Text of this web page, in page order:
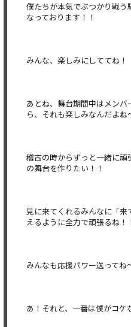
僕たちが本気でぶつかり戦
なっております！！
みんな、楽しみにしててね！
あとね、舞台期間中はメン
ら、それも楽しみなんだよね
稽古の時からずっと一緒に
の舞台を作りたい！！
見に来てくれるみんなに「来
えるように全力で頑張るね！
みんなも応援パワー送ってね
あ！それと、一番は僕がコ